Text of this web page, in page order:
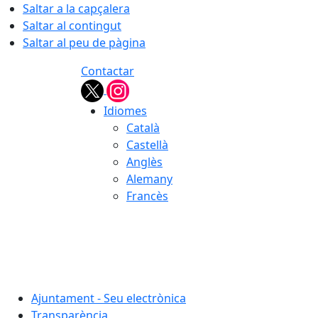
Saltar a la capçalera
Saltar al contingut
Saltar al peu de pàgina
Contactar
Idiomes
Català
Castellà
Anglès
Alemany
Francès
Ajuntament - Seu electrònica